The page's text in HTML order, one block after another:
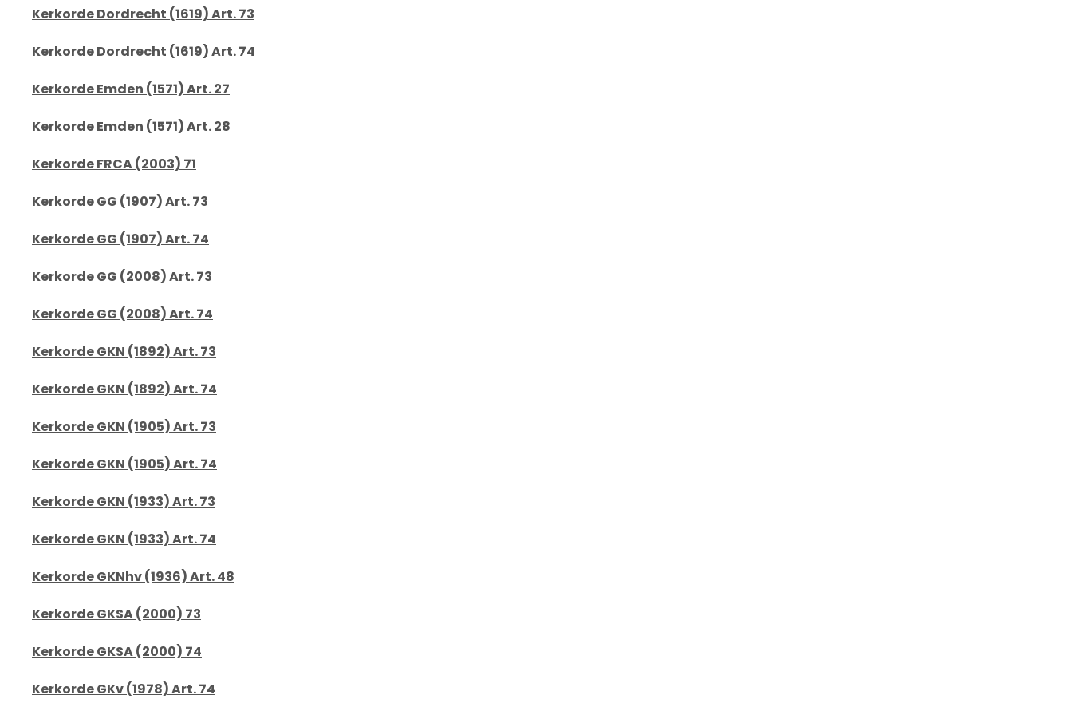
Kerkorde Dordrecht (1619) Art. 73
Kerkorde Dordrecht (1619) Art. 74
Kerkorde Emden (1571) Art. 27
Kerkorde Emden (1571) Art. 28
Kerkorde FRCA (2003) 71
Kerkorde GG (1907) Art. 73
Kerkorde GG (1907) Art. 74
Kerkorde GG (2008) Art. 73
Kerkorde GG (2008) Art. 74
Kerkorde GKN (1892) Art. 73
Kerkorde GKN (1892) Art. 74
Kerkorde GKN (1905) Art. 73
Kerkorde GKN (1905) Art. 74
Kerkorde GKN (1933) Art. 73
Kerkorde GKN (1933) Art. 74
Kerkorde GKNhv (1936) Art. 48
Kerkorde GKSA (2000) 73
Kerkorde GKSA (2000) 74
Kerkorde GKv (1978) Art. 74